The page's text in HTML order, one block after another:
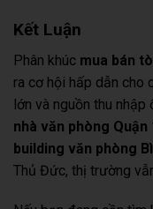
Kết Luận
Phân khúc mua bán
ra cơ hội hấp dẫn cho
lớn và nguồn thu
nhà văn phòng Quận
building văn phòng
Thủ Đức, thị trường